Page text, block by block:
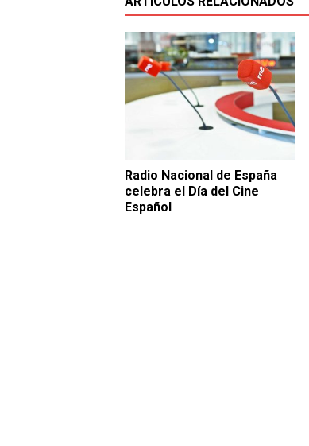
Radio Nacional de España
celebra el Día del Cine
Español